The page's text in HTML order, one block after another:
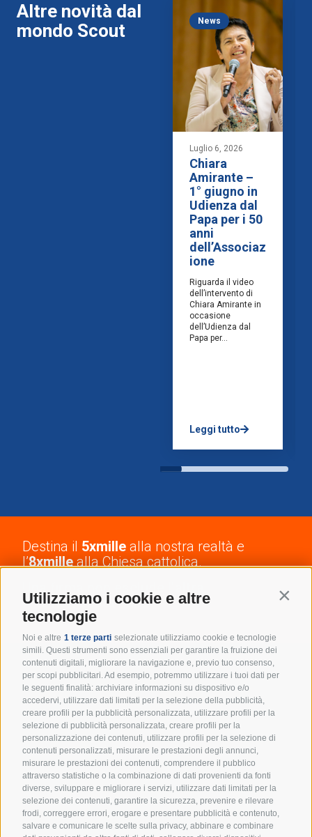
Utilizziamo i cookie e altre
tecnologie
Noi e altre 1 terze parti selezionate utilizziamo cookie e tecnologie
simili. Questi strumenti sono essenziali per garantire la fruizione dei
contenuti digitali, migliorare la navigazione e, previo tuo consenso,
per scopi pubblicitari. Ad esempio, potremmo utilizzare i tuoi dati per
le seguenti finalità: archiviare informazioni su dispositivo e/o
accedervi, utilizzare dati limitati per la selezione della pubblicità,
creare profili per la pubblicità personalizzata, utilizzare profili per la
selezione di pubblicità personalizzata, creare profili per la
personalizzazione dei contenuti, utilizzare profili per la selezione di
contenuti personalizzati, misurare le prestazioni degli annunci,
misurare le prestazioni dei contenuti, comprendere il pubblico
attraverso statistiche o la combinazione di dati provenienti da fonti
diverse, sviluppare e migliorare i servizi, utilizzare dati limitati per la
selezione dei contenuti, garantire la sicurezza, prevenire e rilevare
frodi, correggere errori, erogare e presentare pubblicità e contenuto,
salvare e comunicare le scelte sulla privacy, abbinare e combinare
Altre novità dal
mondo Scout
News
Luglio 6, 2026
Chiara
Amirante –
1° giugno in
Udienza dal
Papa per i 50
anni
dell’Associaz
ione
Riguarda il video
dell’intervento di
Chiara Amirante in
occasione
dell’Udienza dal
Papa per...
Leggi tutto
Destina il 5xmille alla nostra realtà e
l’8xmillealla Chiesa cattolica.
A te non costa nulla!
Resta in cammino con noi:
iscriviti alla newsletter!
Un appuntamento mensile per ricevere spunti
educativi, eventi e tutte le novità dal mondo degli
Scout d’Europa.